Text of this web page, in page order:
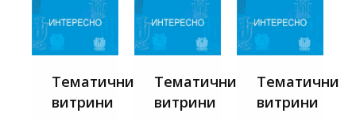
Тематични
витрини
Тематични
витрини
Тематични
витрини